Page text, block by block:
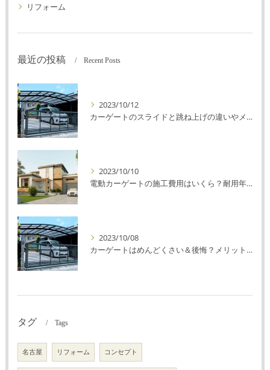
リフォーム
最近の投稿 Recent Posts
2023/10/12
カーゲートのスライドと跳ね上げの違いやメリットデメリットを解説！
2023/10/10
電動カーゲートの施工費用はいくら？耐用年数や注意点を解説！
2023/10/08
カーゲートはめんどくさい＆後悔？メリット・デメリットを解説！
タグ Tags
名古屋 リフォーム コンセプト